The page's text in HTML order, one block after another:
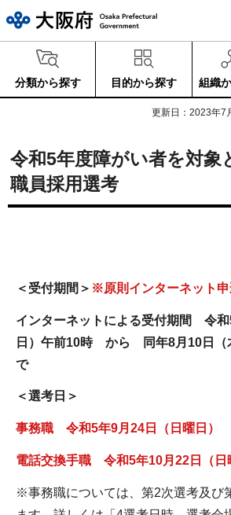
分類から探す 目的から探す 組織
更新日：2023年7
令和5年度障がい者を対象
職員採用選考
＜受付期間＞ ※原則インターネット申
インターネットによる受付期間 令
日）午前10時 から 同年8月10日（
で
＜選考日＞
事務職 令和5年9月24日（日曜日）
電話交換手職 令和5年10月22日（日
※事務職については、第2次選考及び